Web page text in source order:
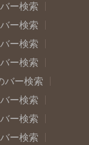
ー検索
ー検索
ー検索
ー検索
バー検索
ー検索
ー検索
ー検索